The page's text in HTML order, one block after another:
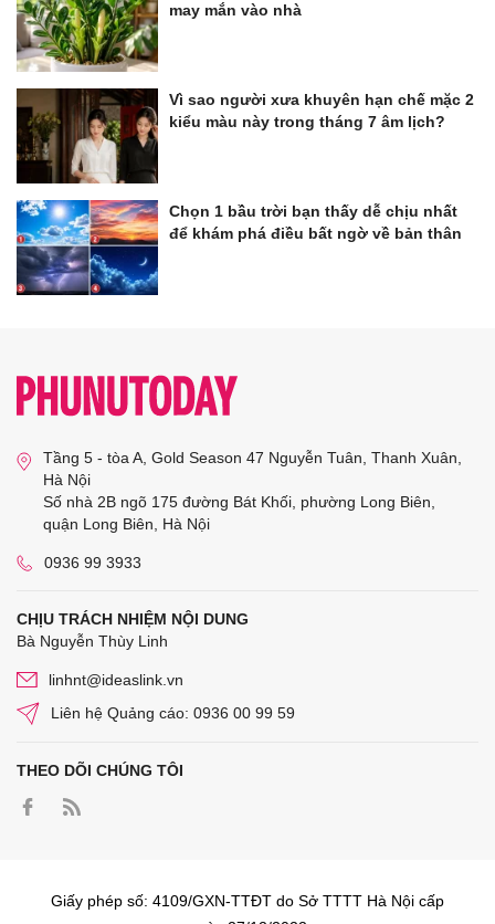
may mắn vào nhà
Vì sao người xưa khuyên hạn chế mặc 2
kiểu màu này trong tháng 7 âm lịch?
Chọn 1 bầu trời bạn thấy dễ chịu nhất
để khám phá điều bất ngờ về bản thân
Tầng 5 - tòa A, Gold Season 47 Nguyễn Tuân, Thanh Xuân,
Hà Nội
Số nhà 2B ngõ 175 đường Bát Khối, phường Long Biên,
quận Long Biên, Hà Nội
0936 99 3933
CHỊU TRÁCH NHIỆM NỘI DUNG
Bà Nguyễn Thùy Linh
linhnt@ideaslink.vn
Liên hệ Quảng cáo: 0936 00 99 59
THEO DÕI CHÚNG TÔI
Giấy phép số: 4109/GXN-TTĐT do Sở TTTT Hà Nội cấp